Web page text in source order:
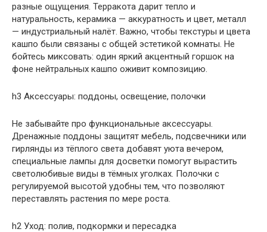
разные ощущения. Терракота дарит тепло и
натуральность, керамика — аккуратность и цвет, металл
— индустриальный налёт. Важно, чтобы текстуры и цвета
кашпо были связаны с общей эстетикой комнаты. Не
бойтесь миксовать: один яркий акцентный горшок на
фоне нейтральных кашпо оживит композицию.
h3 Аксессуары: поддоны, освещение, полочки
Не забывайте про функциональные аксессуары.
Дренажные поддоны защитят мебель, подсвечники или
гирлянды из тёплого света добавят уюта вечером,
специальные лампы для досветки помогут вырастить
светолюбивые виды в тёмных уголках. Полочки с
регулируемой высотой удобны тем, что позволяют
переставлять растения по мере роста.
h2 Уход: полив, подкормки и пересадка